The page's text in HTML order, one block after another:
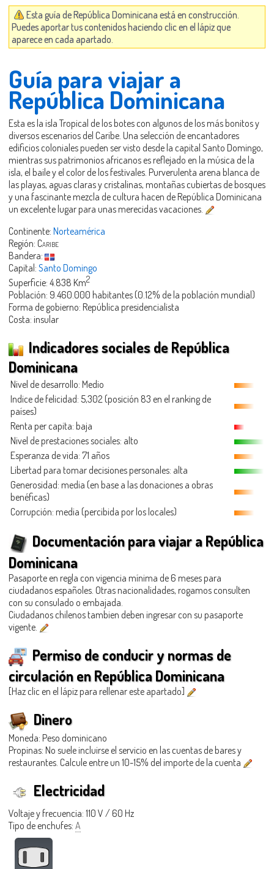
Esta guía de República Dominicana está en construcción.
Puedes aportar tus contenidos haciendo clic en el lápiz que
aparece en cada apartado.
Guía para viajar a
República Dominicana
Esta es la isla Tropical de los botes con algunos de los más bonitos y
diversos escenarios del Caribe. Una selección de encantadores
edificios coloniales pueden ser visto desde la capital Santo Domingo,
mientras sus patrimonios africanos es reflejado en la música de la
isla, el baile y el color de los festivales. Purverulenta arena blanca de
las playas, aguas claras y cristalinas, montañas cubiertas de bosques
y una fascinante mezcla de cultura hacen de República Dominicana
un excelente lugar para unas merecidas vacaciones.
Continente: Norteamérica
Región: Caribe
Bandera:
Capital: Santo Domingo
Superficie: 4.838 Km2
Población: 9.460.000 habitantes (0.12% de la población mundial)
Forma de gobierno: República presidencialista
Costa: insular
Indicadores sociales de República
Dominicana
Nivel de desarrollo: Medio
Indice de felicidad: 5,302 (posición 83 en el ranking de
países)
Renta per capita: baja
Nivel de prestaciones sociales: alto
Esperanza de vida: 71 años
Libertad para tomar decisiones personales: alta
Generosidad: media (en base a las donaciones a obras
benéficas)
Corrupción: media (percibida por los locales)
Documentación para viajar a República
Dominicana
Pasaporte en regla con vigencia mínima de 6 meses para
ciudadanos españoles. Otras nacionalidades, rogamos consulten
con su consulado o embajada.
Ciudadanos chilenos tambien deben ingresar con su pasaporte
vigente.
Permiso de conducir y normas de
circulación en República Dominicana
[Haz clic en el lápiz para rellenar este apartado]
Dinero
Moneda: Peso dominicano
Propinas: No suele incluirse el servicio en las cuentas de bares y
restaurantes. Calcule entre un 10-15% del importe de la cuenta
Electricidad
Voltaje y frecuencia: 110 V / 60 Hz
Tipo de enchufes: A